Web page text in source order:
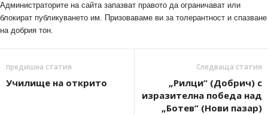
Администраторите на сайта запазват правото да ограничават или
блокират публикуването им. Призоваваме ви за толерантност и спазване
на добрия тон.
предишна статия
Училище на открито
Следваща статия
„Рилци“ (Добрич) с
изразителна победа над
„Ботев“ (Нови пазар)